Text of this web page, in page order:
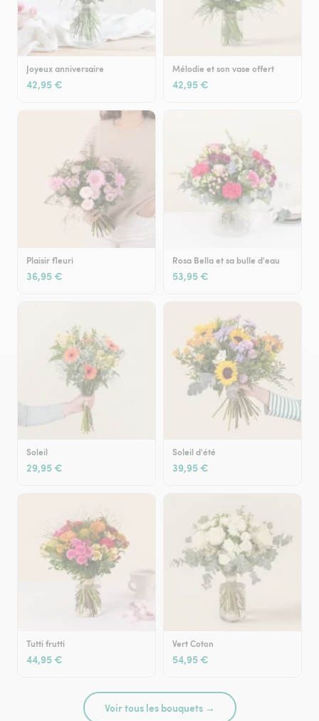
Joyeux anniversaire
42,95 €
Mélodie et son vase offert
42,95 €
Plaisir fleuri
36,95 €
Rosa Bella et sa bulle d'eau
53,95 €
Soleil
29,95 €
Soleil d'été
39,95 €
Tutti frutti
44,95 €
Vert Coton
54,95 €
Voir tous les bouquets →